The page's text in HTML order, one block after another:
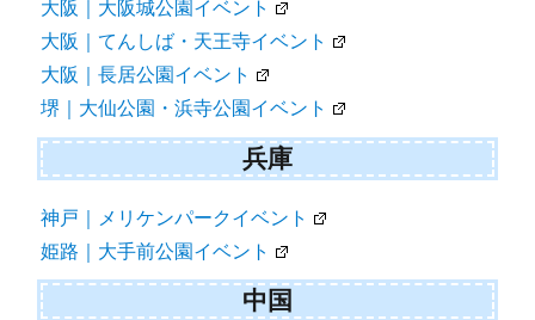
大阪｜大阪城公園イベント
大阪｜てんしば・天王寺イベント
大阪｜長居公園イベント
堺｜大仙公園・浜寺公園イベント
兵庫
神戸｜メリケンパークイベント
姫路｜大手前公園イベント
中国